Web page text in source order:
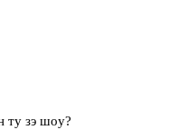
ту зэ шoу?